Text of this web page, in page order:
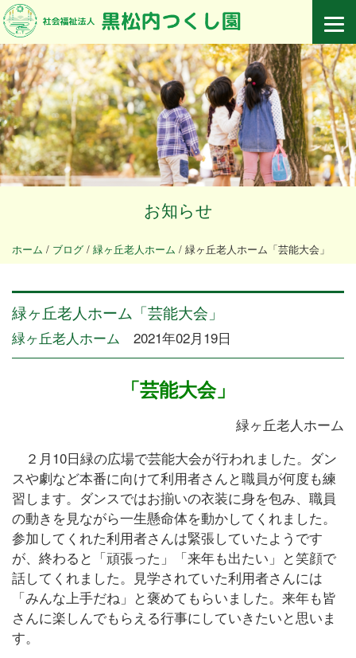
お知らせ
ホーム / ブログ / 緑ヶ丘老人ホーム / 緑ヶ丘老人ホーム「芸能大会」
緑ヶ丘老人ホーム「芸能大会」
緑ヶ丘老人ホーム 2021年02月19日
「芸能大会」
緑ヶ丘老人ホーム
２月10日緑の広場で芸能大会が行われました。ダン
スや劇など本番に向けて利用者さんと職員が何度も練
習します。ダンスではお揃いの衣装に身を包み、職員
の動きを見ながら一生懸命体を動かしてくれました。
参加してくれた利用者さんは緊張していたようです
が、終わると「頑張った」「来年も出たい」と笑顔で
話してくれました。見学されていた利用者さんには
「みんな上手だね」と褒めてもらいました。来年も皆
さんに楽しんでもらえる行事にしていきたいと思いま
す。